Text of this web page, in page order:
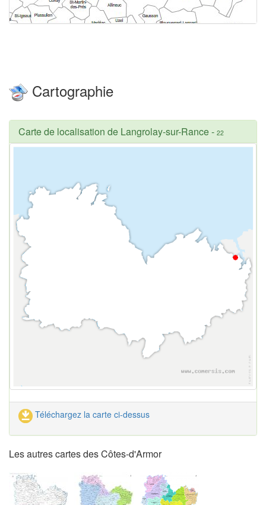
Cartographie
Carte de localisation de Langrolay-sur-Rance- 22
Téléchargez la carte ci-dessus
Les autres cartes des Côtes-d'Armor